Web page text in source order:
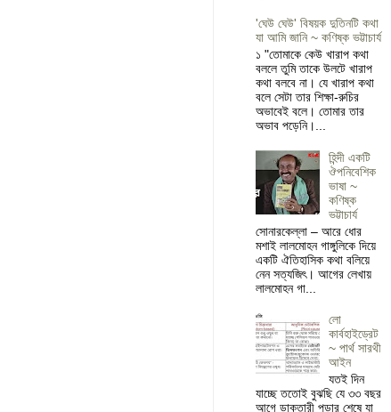
'ঘেউ ঘেউ' বিষয়ক দুতিনটি কথা
যা আমি জানি ~ কণিষ্ক ভট্টাচার্য
১ "তোমাকে কেউ খারাপ কথা
বললে তুমি তাকে উলটে খারাপ
কথা বলবে না। যে খারাপ কথা
বলে সেটা তার শিক্ষা-রুচির
অভাবেই বলে। তোমার তার
অভাব পড়েনি।...
হিন্দী একটি
ঔপনিবেশিক
ভাষা ~
কণিষ্ক
ভট্টাচার্য
সোনারকেল্লা – আরে ধোর
মশাই লালমোহন গাঙ্গুলিকে দিয়ে
একটি ঐতিহাসিক কথা বলিয়ে
নেন সত্যজিৎ। আগের লেখায়
লালমোহন গা...
লো
কার্বহাইড্রেট
~ পার্থ সারথী
আইন
যতই দিন
যাচ্ছে ততোই বুঝছি যে ৩৩ বছর
আগে ডাক্তারী পড়ার শেষে যা